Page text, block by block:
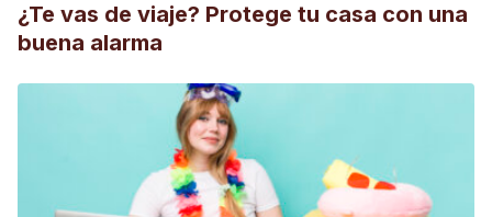
¿Te vas de viaje? Protege tu casa con una
buena alarma